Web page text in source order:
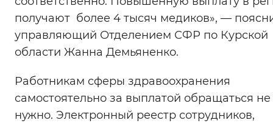
получают более 4 тысяч медиков», —
управляющий Отделением СФР по Курской
области Жанна Демьяненко.
Работникам сферы здравоохранения
самостоятельно за выплатой обращаться не
нужно. Электронный реестр сотрудников,